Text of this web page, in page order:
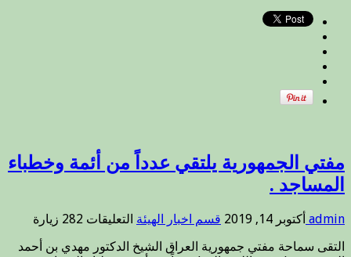
مفتي الجمهورية يلتقي عدداً من أئمة وخطباء
المساجد .
admin أكتوبر 14, 2019 قسم اخبار الهيئة التعليقات على
الجمهورية
282 زيارة
التقى سماحة مفتي جمهورية العراق الشيخ الدكتور مهدي بن أحمد